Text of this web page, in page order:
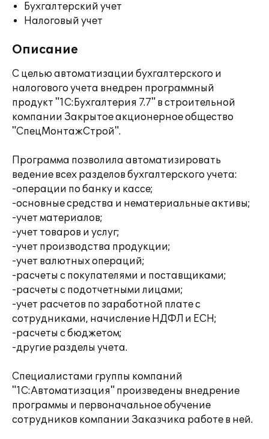
Бухгалтерский учет
Налоговый учет
Описание
С целью автоматизации бухгалтерского и
налогового учета внедрен программный
продукт "1С:Бухгалтерия 7.7" в строительной
компании Закрытое акционерное общество
"СпецМонтажСтрой".
Программа позволила автоматизировать
ведение всех разделов бухгалтерского учета:
-операции по банку и кассе;
-основные средства и нематериальные активы;
-учет материалов;
-учет товаров и услуг;
-учет производства продукции;
-учет валютных операций;
-расчеты с покупателями и поставщиками;
-расчеты с подотчетными лицами;
-учет расчетов по заработной плате с
сотрудниками, начисление НДФЛ и ЕСН;
-расчеты с бюджетом;
-другие разделы учета.
Специалистами группы компаний
"1С:Автоматизация" произведены внедрение
программы и первоначальное обучение
сотрудников компании Заказчика работе в ней.